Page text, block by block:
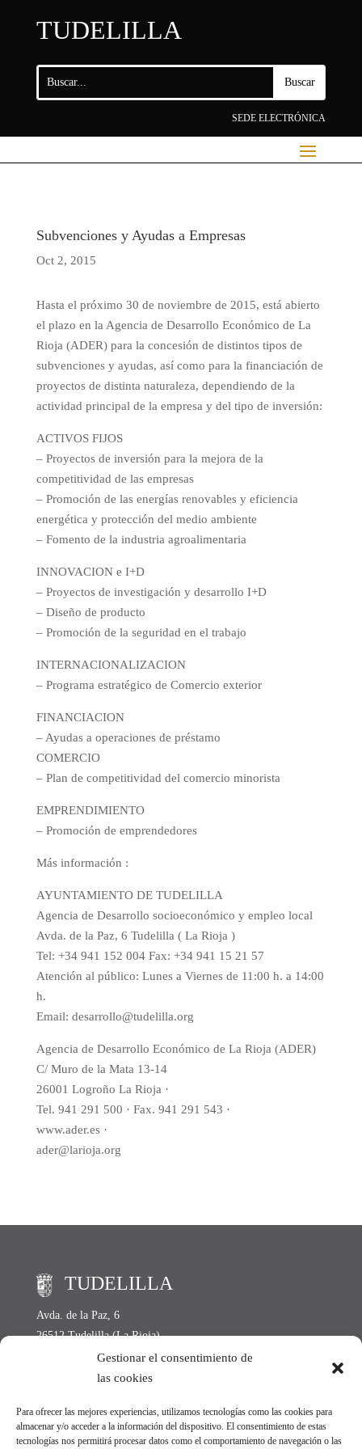
Gestionar el consentimiento de
las cookies
Para ofrecer las mejores experiencias, utilizamos tecnologías como las cookies para
almacenar y/o acceder a la información del dispositivo. El consentimiento de estas
tecnologías nos permitirá procesar datos como el comportamiento de navegación o las
TUDELILLA
SEDE ELECTRÓNICA
Subvenciones y Ayudas a Empresas
Oct 2, 2015
Hasta el próximo 30 de noviembre de 2015, está abierto
el plazo en la Agencia de Desarrollo Económico de La
Rioja (ADER) para la concesión de distintos tipos de
subvenciones y ayudas, así como para la financiación de
proyectos de distinta naturaleza, dependiendo de la
actividad principal de la empresa y del tipo de inversión:
ACTIVOS FIJOS
– Proyectos de inversión para la mejora de la
competitividad de las empresas
– Promoción de las energías renovables y eficiencia
energética y protección del medio ambiente
– Fomento de la industria agroalimentaria
INNOVACION e I+D
– Proyectos de investigación y desarrollo I+D
– Diseño de producto
– Promoción de la seguridad en el trabajo
INTERNACIONALIZACION
– Programa estratégico de Comercio exterior
FINANCIACION
– Ayudas a operaciones de préstamo
COMERCIO
– Plan de competitividad del comercio minorista
EMPRENDIMIENTO
– Promoción de emprendedores
Más información :
AYUNTAMIENTO DE TUDELILLA
Agencia de Desarrollo socioeconómico y empleo local
Avda. de la Paz, 6 Tudelilla ( La Rioja )
Tel: +34 941 152 004 Fax: +34 941 15 21 57
Atención al público: Lunes a Viernes de 11:00 h. a 14:00
h.
Email: desarrollo@tudelilla.org
Agencia de Desarrollo Económico de La Rioja (ADER)
C/ Muro de la Mata 13-14
26001 Logroño La Rioja ·
Tel. 941 291 500 · Fax. 941 291 543 ·
www.ader.es ·
ader@larioja.org
TUDELILLA
Avda. de la Paz, 6
26512 Tudelilla (La Rioja)
Lunes a Viernes de 11:00 h. a 14:00 h.
Fax: +34 941 152 157
Email:ayto@tudelilla.org